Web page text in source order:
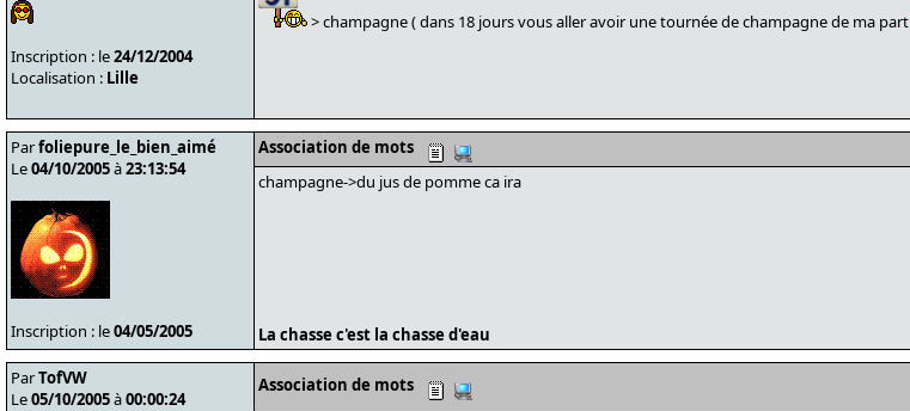
Inscription : le24/12/2004
Localisation : Lille
> champagne ( dans 18 jours vous aller avoir une tournée de champagne de ma part
Parfoliepure_le_bien_aimé
Le04/10/2005à23:13:54
Inscription : le04/05/2005
Association de mots
champagne->du jus de pomme ca ira
La chasse c'est la chasse d'eau
ParTofVW
Le05/10/2005à00:00:24
Association de mots